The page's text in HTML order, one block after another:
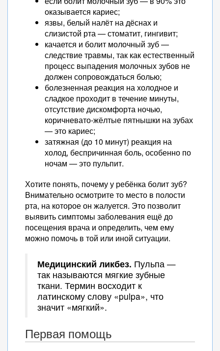
оказывается кариес;
язвы, белый налёт на дёснах и
слизистой рта — стоматит, гингивит;
качается и болит молочный зуб —
следствие травмы, так как естественный
процесс выпадения молочных зубов не
должен сопровождаться болью;
болезненная реакция на холодное и
сладкое проходит в течение минуты,
отсутствие дискомфорта ночью,
коричневато-жёлтые пятнышки на зубах
— это кариес;
затяжная (до 10 минут) реакция на
холод, беспричинная боль, особенно по
ночам — это пульпит.
Хотите понять, почему у ребёнка болит зуб?
Внимательно осмотрите то место в полости
рта, на которое он жалуется. Это позволит
выявить симптомы заболевания ещё до
посещения врача и определить, чем ему
можно помочь в той или иной ситуации.
Медицинский ликбез. Пульпа —
так называются мягкие зубные
ткани. Термин восходит к
латинскому слову «pulpa», что
значит «мягкий».
Первая помощь